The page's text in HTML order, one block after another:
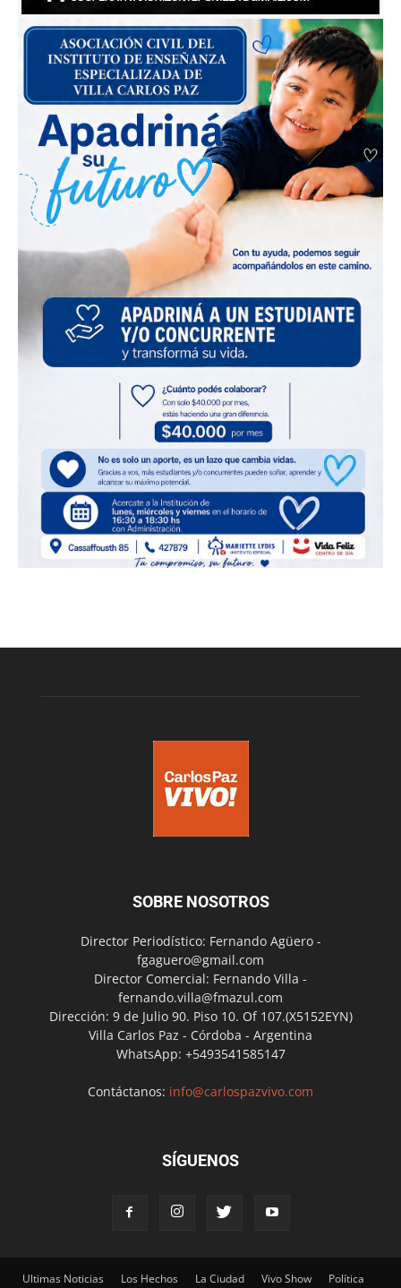
SOBRE NOSOTROS
Director Periodístico: Fernando Agüero -
fgaguero@gmail.com
Director Comercial: Fernando Villa -
fernando.villa@fmazul.com
Dirección: 9 de Julio 90. Piso 10. Of 107.(X5152EYN)
Villa Carlos Paz - Córdoba - Argentina
WhatsApp: +5493541585147
Contáctanos: info@carlospazvivo.com
SÍGUENOS
Ultimas Noticias Los Hechos La Ciudad Vivo Show Política